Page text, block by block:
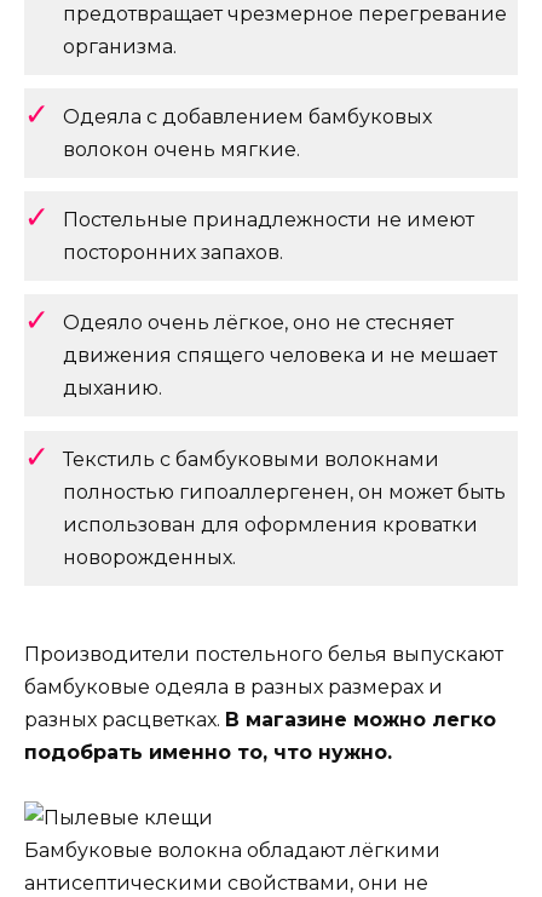
предотвращает чрезмерное перегревание
организма.
Одеяла с добавлением бамбуковых
волокон очень мягкие.
Постельные принадлежности не имеют
посторонних запахов.
Одеяло очень лёгкое, оно не стесняет
движения спящего человека и не мешает
дыханию.
Текстиль с бамбуковыми волокнами
полностью гипоаллергенен, он может быть
использован для оформления кроватки
новорожденных.
Производители постельного белья выпускают
бамбуковые одеяла в разных размерах и
разных расцветках. В магазине можно легко
подобрать именно то, что нужно.
Бамбуковые волокна обладают лёгкими
антисептическими свойствами, они не